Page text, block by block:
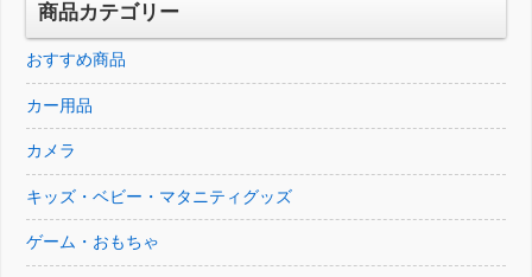
た。
す。
商品カテゴリー
おすすめ商品
カー用品
カメラ
キッズ・ベビー・マタニティグッズ
ゲーム・おもちゃ